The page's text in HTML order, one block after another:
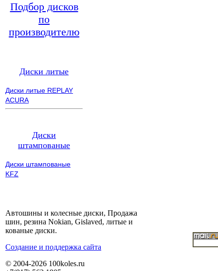
Подбор дисков
по
производителю
Диски литые
Диски литые REPLAY
ACURA
Диски
штампованые
Диски штампованые
KFZ
Автошины и колесные диски, Продажа
шин, резина Nokian, Gislaved, литые и
кованые диски.
Cоздание и поддержка сайта
© 2004-2026 100koles.ru